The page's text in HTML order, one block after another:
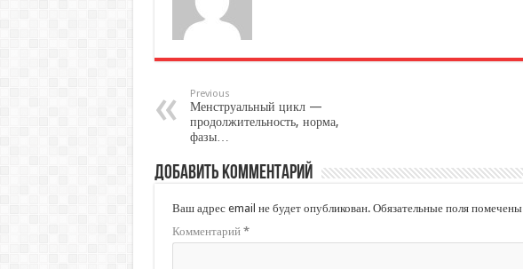
Previous
Менструальный цикл —
продолжительность, норма,
фазы…
Добавить комментарий
Ваш адрес email не будет опубликован. Обязательные поля помечены
Комментарий *